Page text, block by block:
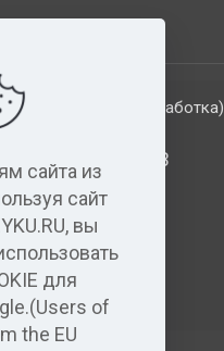
УСЛУГИ (обработка)
ТРЕКОВ
(бесплатный)
сайта из
сайт
вы
для
of
the EU